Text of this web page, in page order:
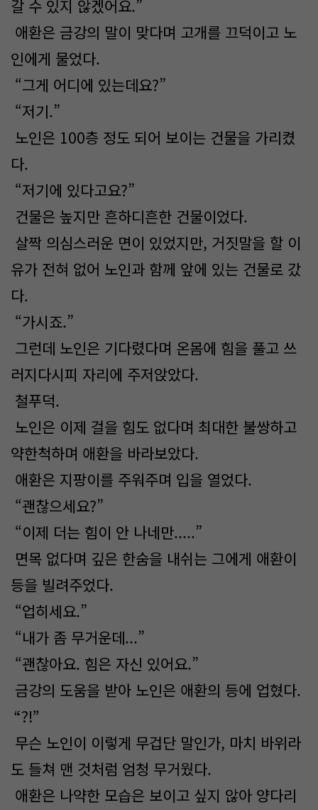
갈 수 있지 않겠어요.”
애환은 금강의 말이 맞다며 고개를 끄덕이고 노
인에게 물었다.
“그게 어디에 있는데요?”
“저기.”
노인은 100층 정도 되어 보이는 건물을 가리켰
다.
“저기에 있다고요?”
건물은 높지만 흔하디흔한 건물이었다.
살짝 의심스러운 면이 있었지만, 거짓말을 할 이
유가 전혀 없어 노인과 함께 앞에 있는 건물로 갔
다.
“가시죠.”
그런데 노인은 기다렸다며 온몸에 힘을 풀고 쓰
러지다시피 자리에 주저앉았다.
철푸덕.
노인은 이제 걸을 힘도 없다며 최대한 불쌍하고
약한척하며 애환을 바라보았다.
애환은 지팡이를 주워주며 입을 열었다.
“괜찮으세요?”
“이제 더는 힘이 안 나네만.....”
면목 없다며 깊은 한숨을 내쉬는 그에게 애환이
등을 빌려주었다.
“업히세요.”
“내가 좀 무거운데...”
“괜찮아요. 힘은 자신 있어요.”
금강의 도움을 받아 노인은 애환의 등에 업혔다.
“?!”
무슨 노인이 이렇게 무겁단 말인가, 마치 바위라
도 들쳐 맨 것처럼 엄청 무거웠다.
애환은 나약한 모습은 보이고 싶지 않아 양다리